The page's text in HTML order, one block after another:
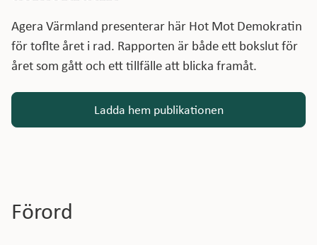
Agera Värmland presenterar här Hot Mot Demokratin
för toflte året i rad. Rapporten är både ett bokslut för
året som gått och ett tillfälle att blicka framåt.
Ladda hem publikationen
Förord